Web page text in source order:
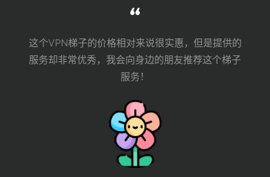
这个VPN梯子的价格相对来说很实惠，但是提供的
服务却非常优秀，我会向身边的朋友推荐这个梯子
服务！